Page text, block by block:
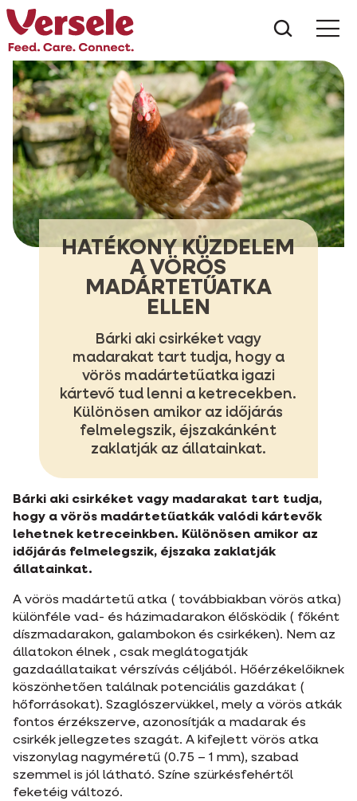
HATÉKONY KÜZDELEM
A VÖRÖS
MADÁRTETŰATKA
ELLEN
Bárki aki csirkéket vagy
madarakat tart tudja, hogy a
vörös madártetűatka igazi
kártevő tud lenni a ketrecekben.
Különösen amikor az időjárás
felmelegszik, éjszakánként
zaklatják az állatainkat.
Bárki aki csirkéket vagy madarakat tart tudja,
hogy a vörös madártetűatkák valódi kártevők
lehetnek ketreceinkben. Különösen amikor az
időjárás felmelegszik, éjszaka zaklatják
állatainkat.
A vörös madártetű atka ( továbbiakban vörös atka)
különféle vad- és házimadarakon élősködik ( főként
díszmadarakon, galambokon és csirkéken). Nem az
állatokon élnek , csak meglátogatják
gazdaállataikat vérszívás céljából. Hőérzékelőiknek
köszönhetően találnak potenciális gazdákat (
hőforrásokat). Szaglószervükkel, mely a vörös atkák
fontos érzékszerve, azonosítják a madarak és
csirkék jellegzetes szagát. A kifejlett vörös atka
viszonylag nagyméretű (0.75 – 1 mm), szabad
szemmel is jól látható. Színe szürkésfehértől
feketéig változó.